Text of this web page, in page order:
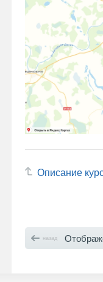
Описание
назад